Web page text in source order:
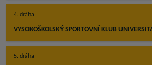
4. dráha
VYSOKOŠKOLSKÝ SPORTOVNÍ KLUB
5. dráha